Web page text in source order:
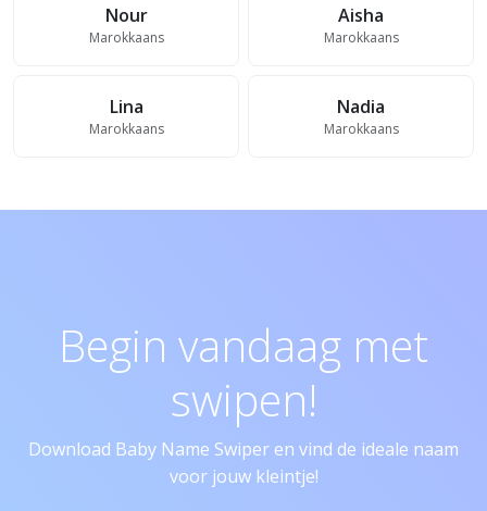
Nour
Marokkaans
Aisha
Marokkaans
Lina
Marokkaans
Nadia
Marokkaans
Begin vandaag met
swipen!
Download Baby Name Swiper en vind de ideale naam
voor jouw kleintje!